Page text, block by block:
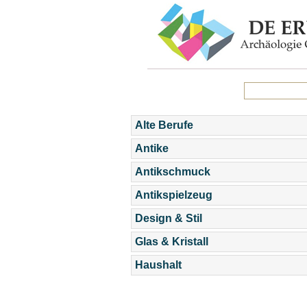
Alte Berufe
Antike
Antikschmuck
Antikspielzeug
Design & Stil
Glas & Kristall
Haushalt